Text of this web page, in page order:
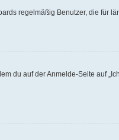
regelmäßig Benutzer, die für
du auf der Anmelde-Seite auf